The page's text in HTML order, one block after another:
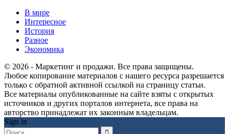
В мире
Интересное
История
Разное
Экономика
© 2026 - Маркетинг и продажи. Все права защищены.
Любое копирование материалов с нашего ресурса разрешается
только с обратной активной ссылкой на страницу статьи.
Все материалы опубликованные на сайте взяты с открытых
источников и других порталов интернета, все права на
авторство принадлежат их законным владельцам.
Sign in